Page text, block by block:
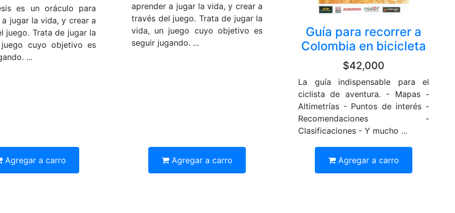
es un oráculo para
jugar la vida, y crear a
juego. Trata de jugar la
cuyo objetivo es
...
Agregar a carro
aprender a jugar la vida, y crear a
través del juego. Trata de jugar la
vida, un juego cuyo objetivo es
seguir jugando. ...
Agregar a carro
Guía para recorrer a
Colombia en bicicleta
$42,000
La guía indispensable para el
ciclista de aventura. - Mapas -
Altimetrías - Puntos de interés -
Recomendaciones -
Clasificaciones - Y mucho ...
Agregar a carro